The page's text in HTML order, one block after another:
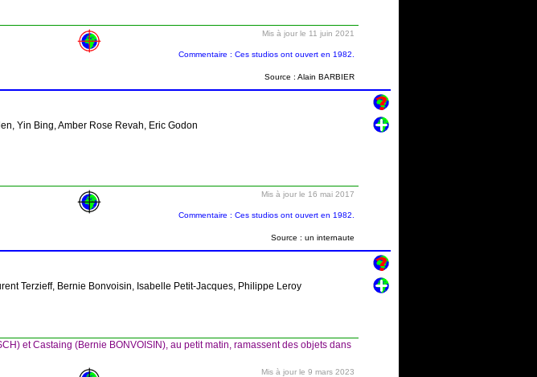
Mis à jour le 11 juin 2021
Commentaire : Ces studios ont ouvert en 1982.
Source : Alain BARBIER
Yin Bing, Amber Rose Revah, Eric Godon
Mis à jour le 16 mai 2017
Commentaire : Ces studios ont ouvert en 1982.
Source : un internaute
Terzieff, Bernie Bonvoisin, Isabelle Petit-Jacques, Philippe Leroy
et Castaing (Bernie BONVOISIN), au petit matin, ramassent des objets dans
Mis à jour le 9 mars 2023